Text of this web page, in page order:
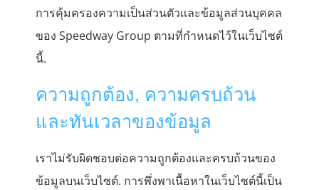
การคุ้มครองความเป็นส่วนตัวและข้อมูลส่วนบุคคล
ของ Speedway Group ตามที่กำหนดไว้ในเว็บไซต์
นี้.
ความถูกต้อง, ความครบถ้วน
และทันเวลาของข้อมูล
เราไม่รับผิดชอบต่อความถูกต้องและครบถ้วนของ
ข้อมูลบนเว็บไซต์. การพึ่งพาเนื้อหาในเว็บไซต์นี้เป็น